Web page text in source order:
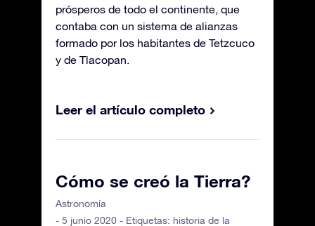
prósperos de todo el continente, que
contaba con un sistema de alianzas
formado por los habitantes de Tetzcuco
y de Tlacopan.
Leer el artículo completo
Cómo se creó la Tierra?
Astronomía
- 5 junio 2020 - Etiquetas: historia de la